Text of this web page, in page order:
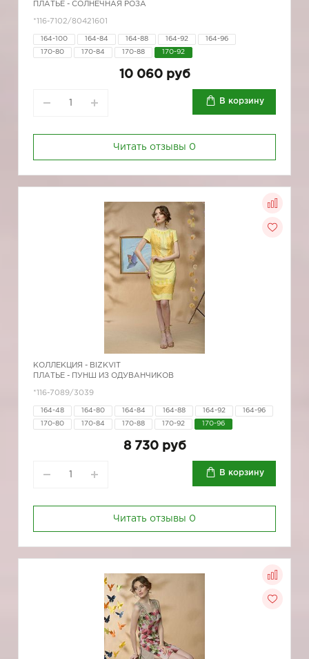
ПЛАТЬЕ - СОЛНЕЧНАЯ РОЗА
*116-7102/80421601
164-100 164-84 164-88 164-92 164-96
170-80 170-84 170-88 170-92
10 060 руб
В корзину
Читать отзывы 0
КОЛЛЕКЦИЯ - BIZKVIT
ПЛАТЬЕ - ПУНШ ИЗ ОДУВАНЧИКОВ
*116-7089/3039
164-48 164-80 164-84 164-88 164-92 164-96
170-80 170-84 170-88 170-92 170-96
8 730 руб
В корзину
Читать отзывы 0